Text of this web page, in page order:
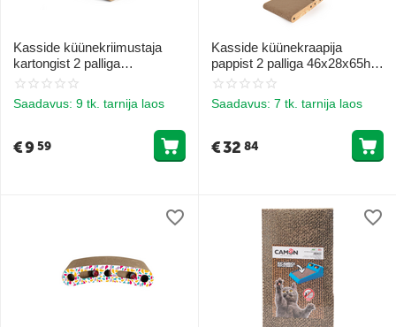
Kasside küünekriimustaja
kartongist 2 palliga
27x18x21h cm
Saadavus: 9 tk. tarnija laos
€959
Kasside küünekraapija
pappist 2 palliga 46x28x65h
cm
Saadavus: 7 tk. tarnija laos
€32 84